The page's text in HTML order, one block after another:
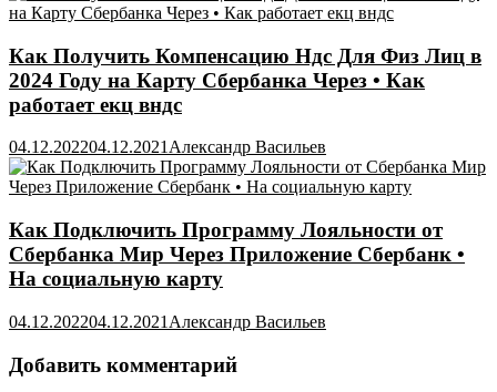
Как Получить Компенсацию Ндс Для Физ Лиц в
2024 Году на Карту Сбербанка Через • Как
работает екц вндс
04.12.202204.12.2021Александр Васильев
Как Подключить Программу Лояльности от
Сбербанка Мир Через Приложение Сбербанк •
На социальную карту
04.12.202204.12.2021 Александр Васильев
Добавить комментарий